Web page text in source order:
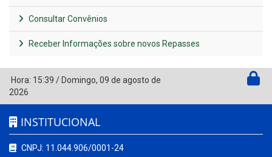
Consultar Convênios
Receber Informações sobre novos Repasses
Hora: 15:39 / Domingo, 09 de agosto de
2026
INSTITUCIONAL
CNPJ: 11.044.906/0001-24